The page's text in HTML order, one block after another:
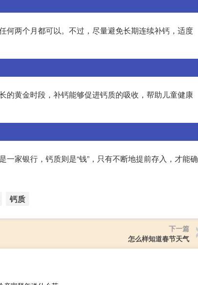
何两个月都可以。不过，尽量避免长期连续补钙，适度
的黄金时段，补钙能够促进钙质的吸收，帮助儿童健康
家银行，钙质则是“钱”，只有不断地提前存入，才能确
钙质
下一篇
怎么样知道春节天气